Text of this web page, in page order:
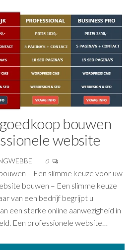
bouwen
website
0
– Een slimme keuze voor uw
bouwen – Een slimme keuze
van een bedrijf begrijpt u
een sterke online aanwezigheid in
Een professionele website…